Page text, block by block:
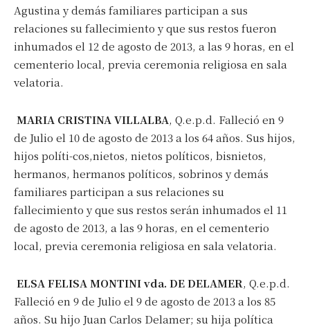
Agustina y demás familiares participan a sus
relaciones su fallecimiento y que sus restos fueron
inhumados el 12 de agosto de 2013, a las 9 horas, en el
cementerio local, previa ceremonia religiosa en sala
velatoria.
MARIA CRISTINA VILLALBA, Q.e.p.d. Falleció en 9
de Julio el 10 de agosto de 2013 a los 64 años. Sus hijos,
hijos políti-cos,nietos, nietos políticos, bisnietos,
hermanos, hermanos políticos, sobrinos y demás
familiares participan a sus relaciones su
fallecimiento y que sus restos serán inhumados el 11
de agosto de 2013, a las 9 horas, en el cementerio
local, previa ceremonia religiosa en sala velatoria.
ELSA FELISA MONTINI vda. DE DELAMER, Q.e.p.d.
Falleció en 9 de Julio el 9 de agosto de 2013 a los 85
años. Su hijo Juan Carlos Delamer; su hija política